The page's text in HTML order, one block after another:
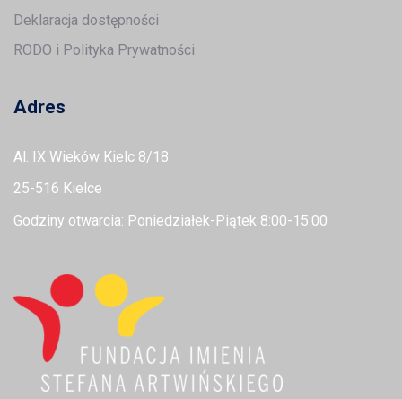
Deklaracja dostępności
RODO i Polityka Prywatności
Adres
Al. IX Wieków Kielc 8/18
25-516 Kielce
Godziny otwarcia: Poniedziałek-Piątek 8:00-15:00